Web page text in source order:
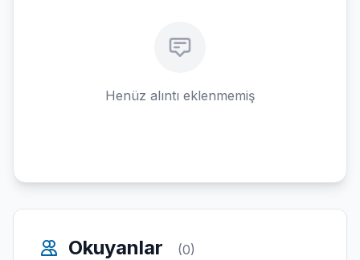
Henüz alıntı eklenmemiş
Okuyanlar (0)